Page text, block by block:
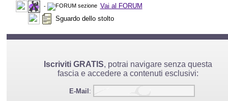
-
Vai al FORUM
Sguardo dello stolto
Iscriviti GRATIS, potrai navigare senza questa
fascia e accedere a contenuti esclusivi:
E-Mail :